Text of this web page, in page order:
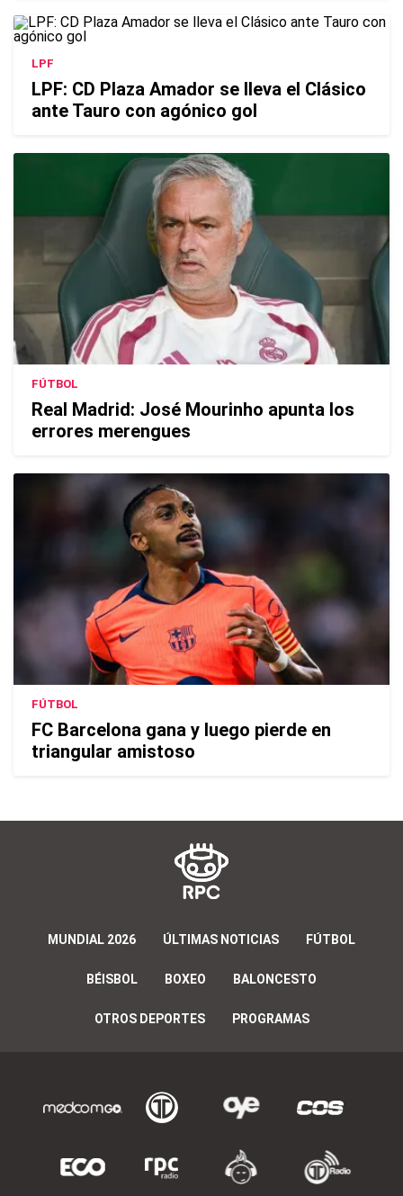
LPF
LPF: CD Plaza Amador se lleva el Clásico
ante Tauro con agónico gol
FÚTBOL
Real Madrid: José Mourinho apunta los
errores merengues
FÚTBOL
FC Barcelona gana y luego pierde en
triangular amistoso
MUNDIAL 2026 ÚLTIMAS NOTICIAS FÚTBOL
BÉISBOL BOXEO BALONCESTO
OTROS DEPORTES PROGRAMAS